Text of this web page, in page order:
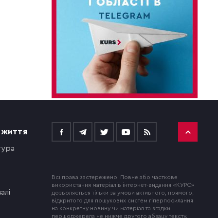
Всі права застережено. Повне або часткове
використання матеріалів інтернет-видання «КУРС»
дозволяється тільки за умови активного, прямого,
відкритого для пошукових систем гіперпосилання
на конкретну новину чи матеріал та згадки
першоджерела не нижче другого абзацу тексту.